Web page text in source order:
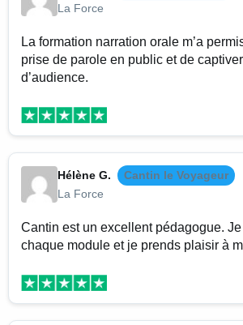
La Force
La formation narration orale m’a
prise de parole en public et de
d’audience.
Hélène G.
Cantin le Voyageur
La Force
Cantin est un excellent pédagogue.
chaque module et je prends plaisir à